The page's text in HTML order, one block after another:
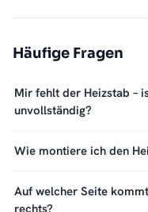
Häufige Fragen
Mir fehlt der Heizstab –
unvollständig?
Wie montiere ich den
Auf welcher Seite